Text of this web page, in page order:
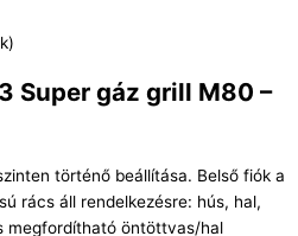
Super gáz grill M80 –
történő beállítása. Belső fiók a
rács áll rendelkezésre: hús, hal,
megfordítható öntöttvas/hal